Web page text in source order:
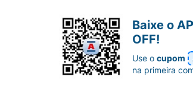
Baixe o
OFF!
Use ocupom
na primeira